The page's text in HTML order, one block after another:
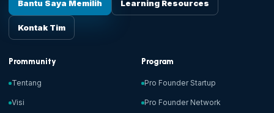
Bantu Saya Memilih Learning Resources
Kontak Tim
Prommunity
Tentang
Visi
Program
Pro Founder Startup
Pro Founder Network